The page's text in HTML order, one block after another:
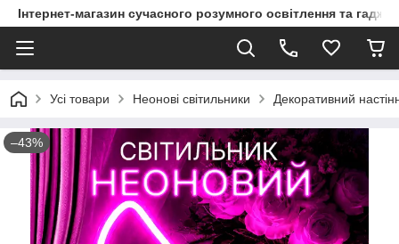
Інтернет-магазин сучасного розумного освітлення та
Усі товари Неонові світильники Декоративний
–43%